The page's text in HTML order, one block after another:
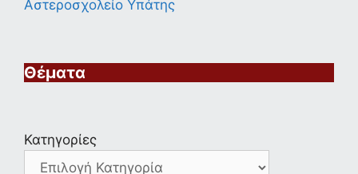
Αστεροσχολείο Υπάτης
Θέματα
Κατηγορίες